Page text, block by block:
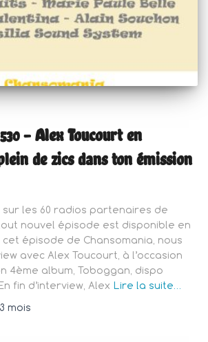
– Alex Toucourt en
de zics dans ton émission
les 60 radios partenaires de
nouvel épisode est disponible en
cet épisode de Chansomania, nous
avec Alex Toucourt, à l’occasion
4ème album, Toboggan, dispo
fin d’interview, Alex Lire la suite…
3 mois